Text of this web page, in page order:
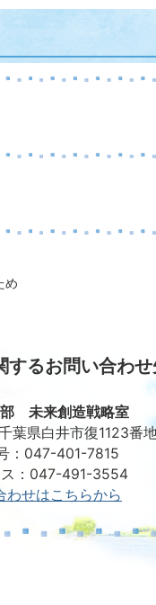
め
するお問い合わ
未来創造戦略室
葉県白井市復1123番
：047-401-7815
ス：047-491-3554
わせはこちらから